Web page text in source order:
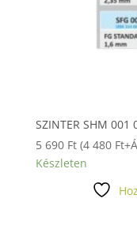
SZINTER SHM 001
5 690 Ft (4 480 Ft
Készleten